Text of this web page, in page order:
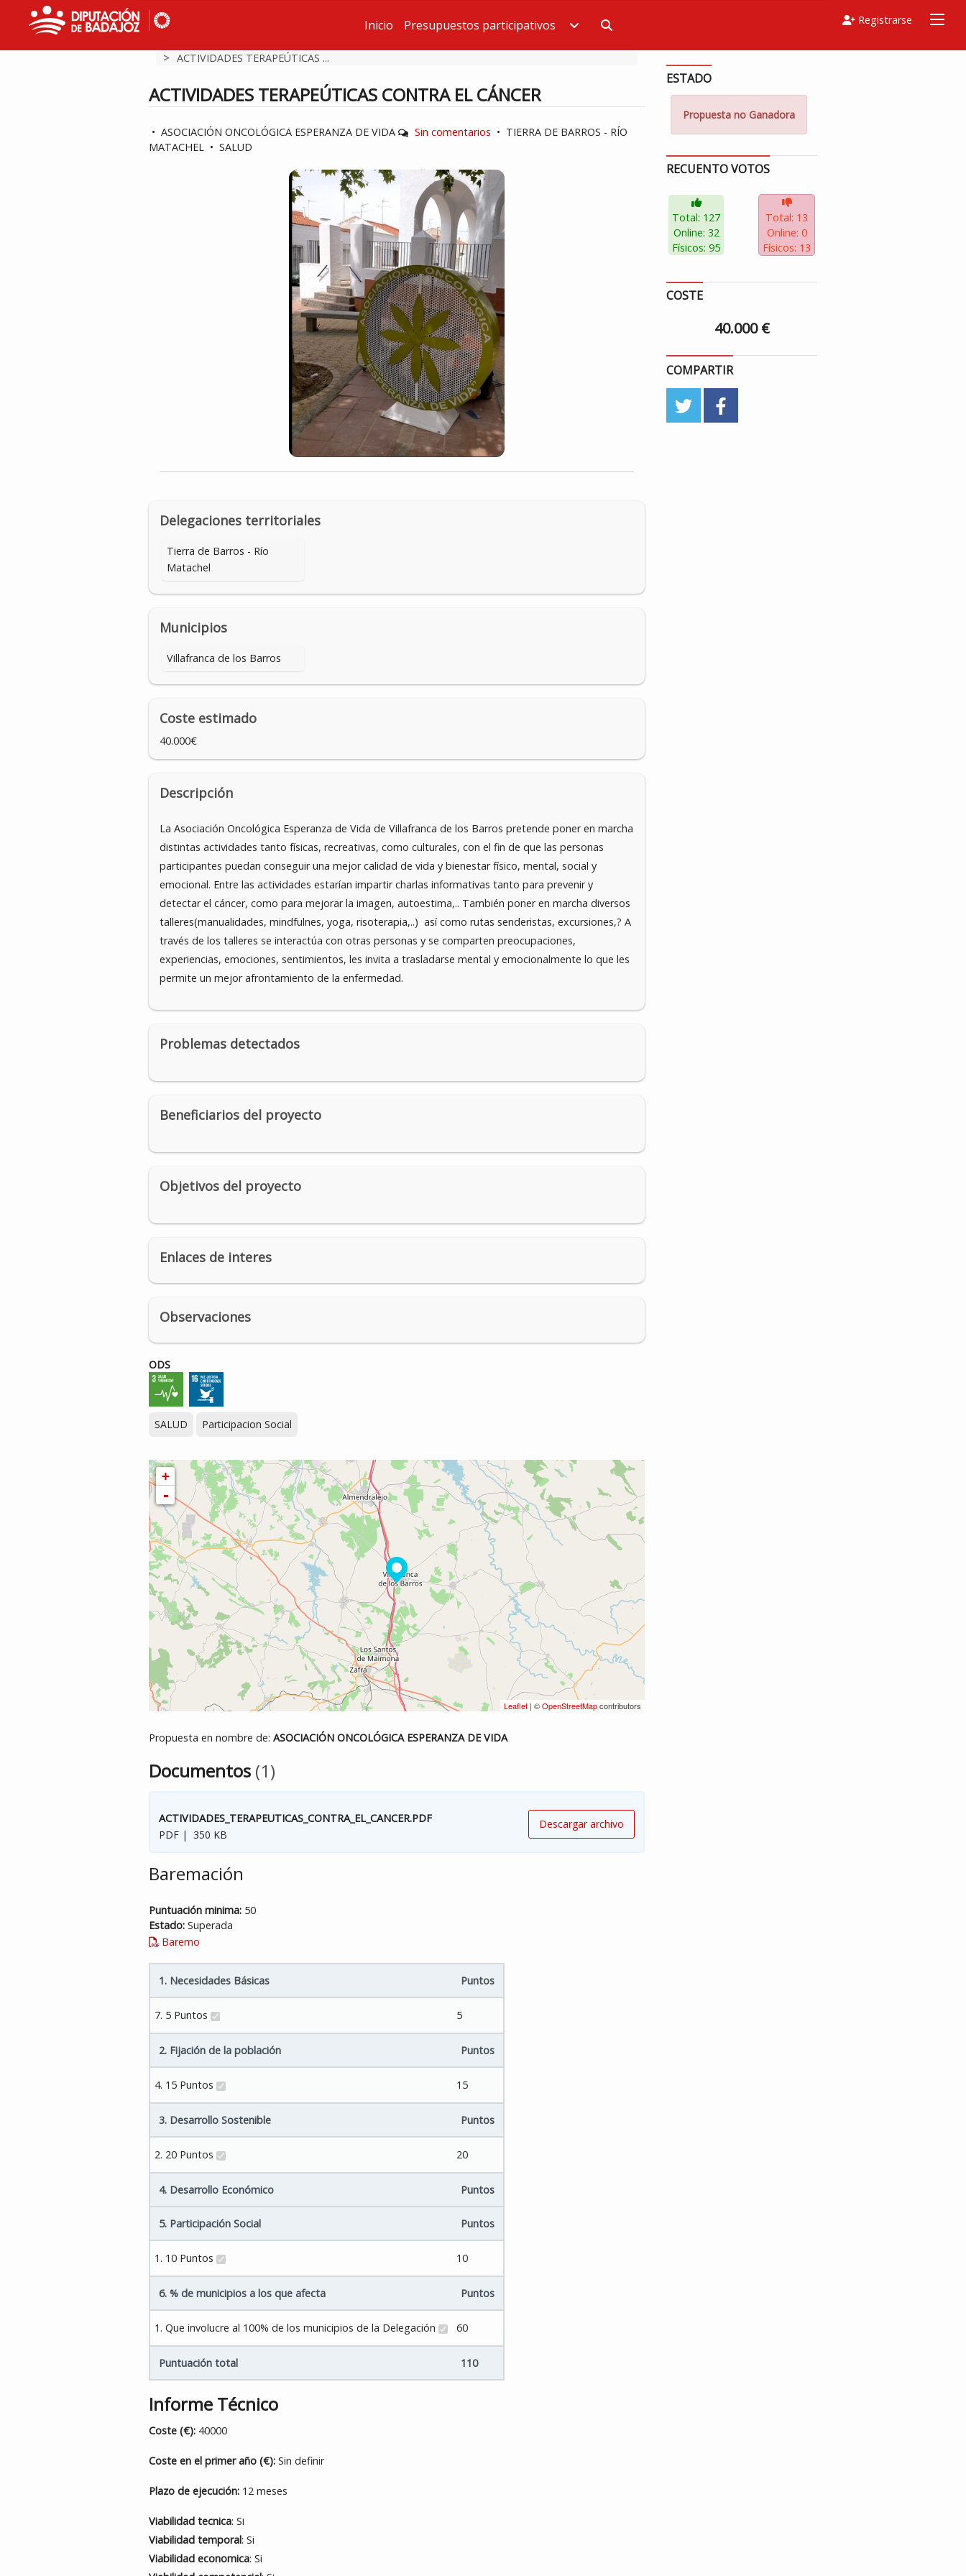
Estás en
Inicio Presupuestos participativos Registrarse
> ACTIVIDADES TERAPEÚTICAS ...
ACTIVIDADES TERAPEÚTICAS CONTRA EL CÁNCER
• ASOCIACIÓN ONCOLÓGICA ESPERANZA DE VIDA Sin comentarios • TIERRA DE BARROS - RÍO
MATACHEL • SALUD
Delegaciones territoriales
Tierra de Barros - Río
Matachel
Municipios
Villafranca de los Barros
Coste estimado
40.000€
Descripción
La Asociación Oncológica Esperanza de Vida de Villafranca de los Barros pretende poner en marcha
distintas actividades tanto físicas, recreativas, como culturales, con el fin de que las personas
participantes puedan conseguir una mejor calidad de vida y bienestar físico, mental, social y
emocional. Entre las actividades estarían impartir charlas informativas tanto para prevenir y
detectar el cáncer, como para mejorar la imagen, autoestima,.. También poner en marcha diversos
talleres(manualidades, mindfulnes, yoga, risoterapia,..) así como rutas senderistas, excursiones,? A
través de los talleres se interactúa con otras personas y se comparten preocupaciones,
experiencias, emociones, sentimientos, les invita a trasladarse mental y emocionalmente lo que les
permite un mejor afrontamiento de la enfermedad.
Problemas detectados
Beneficiarios del proyecto
Objetivos del proyecto
Enlaces de interes
Observaciones
ODS
SALUD Participacion Social
+
-
Leaflet | ©OpenStreetMapcontributors
Propuesta en nombre de: ASOCIACIÓN ONCOLÓGICA ESPERANZA DE VIDA
Documentos (1)
Descargar archivo
ACTIVIDADES_TERAPEUTICAS_CONTRA_EL_CANCER.PDF
PDF | 350 KB
Baremación
Puntuación minima: 50
Estado: Superada
Baremo
1. Necesidades Básicas Puntos
7. 5 Puntos 5
2. Fijación de la población Puntos
4. 15 Puntos 15
3. Desarrollo Sostenible Puntos
2. 20 Puntos 20
4. Desarrollo Económico Puntos
5. Participación Social Puntos
1. 10 Puntos 10
6. % de municipios a los que afecta Puntos
1. Que involucre al 100% de los municipios de la Delegación 60
Puntuación total 110
Informe Técnico
Coste (€): 40000
Coste en el primer año (€): Sin definir
Plazo de ejecución: 12 meses
Viabilidad tecnica: Si
Viabilidad temporal: Si
Viabilidad economica: Si
ESTADO
Propuesta no Ganadora
RECUENTO VOTOS
Total: 127
Online: 32
Físicos: 95
Total: 13
Online: 0
Físicos: 13
COSTE
40.000 €
COMPARTIR
twitter